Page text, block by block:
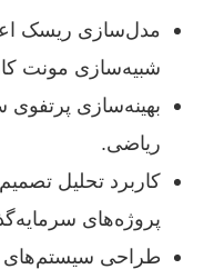
مدل‌سازی ریسک
شبیه‌سازی مونت
بهینه‌سازی پرتفوی
ریاضی.
کاربرد تحلیل
پروژه‌های
طراحی سیستم‌های